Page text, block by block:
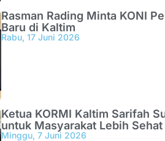
Rasman Rading Minta KONI
Baru di Kaltim
Rabu, 17 Juni 2026
Ketua KORMI Kaltim Sarifah
untuk Masyarakat Lebih Sehat
Minggu, 7 Juni 2026